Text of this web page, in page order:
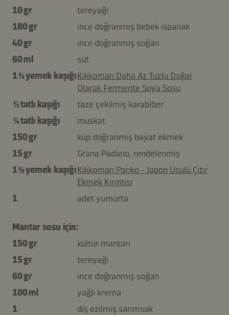
10 gr
tereyağı
180 gr
ince doğranmış bebek ıspanak
40 gr
ince doğranmış soğan
60 ml
süt
1 ½ yemek kaşığıKikkoman Daha Az Tuzlu Doğal
Olarak Fermente Soya Sosu
⅓ tatlı kaşığı
taze çekilmiş karabiber
¼ tatlı kaşığı
muskat
150 gr
küp doğranmış bayat ekmek
15 gr
Grana Padano, rendelenmiş
1 ½ yemek kaşığıKikkoman Panko - Japon Usulü Çıtır
Ekmek Kırıntısı
1
adet yumurta
Mantar sosu için:
150 gr
kültür mantarı
15 gr
tereyağı
60 gr
ince doğranmış soğan
100 ml
yağlı krema
1
diş ezilmiş sarımsak